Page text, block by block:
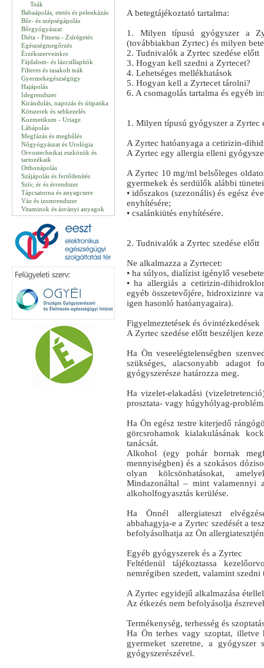
Teák
Babaápolás, etetés és pelenkázás
Bőr- és szépségápolás
Bőrgyógyászat
Diéta - Fitness - Zsírégetés
Egészségmegőrzés
Érzékszerveinkre
Fájdalom- és lázcsillapítók
Filteres és tasakolt teák
Gyermekegészségügy
Hajápolás
Idegrendszer
Kirándulás, napozás és útipatika
Kötszerek és sebkezelés
Kozmetikum - Uriage
Lábápolás
Megfázás és meghűlés
Nőgyógyászat és Urológia
Orvostechnikai eszközök és
tartozékaik
Otthonápolás
Szájápolás és fertőtlenítés
Szív, ér és érrendszer
Tápcsatorna és anyagcsere
Váz és izomrendszer
Vitaminok és ásványi anyagok
A betegtájékoztató tartalma:
1. Milyen típusú gyógyszer a
(továbbiakban Zyrtec) és milyen
2. Tudnivalók a Zyrtec szedése előtt
3. Hogyan kell szedni a Zyrtecet?
4. Lehetséges mellékhatások
5. Hogyan kell a Zyrtecet tárolni?
6. A csomagolás tartalma és egyéb
1. Milyen típusú gyógyszer a Zyrtec
A Zyrtec hatóanyaga a cetirizin-
A Zyrtec egy allergia elleni
A Zyrtec 10 mg/ml belsőleges
gyermekek és serdülők alábbi
• időszakos (szezonális) és egész
enyhítésére;
• csalánkiütés enyhítésére.
2. Tudnivalók a Zyrtec szedése előtt
Ne alkalmazza a Zyrtecet:
• ha súlyos, dialízist igénylő
• ha allergiás a cetirizin-
egyéb összetevőjére, hidroxizinre
igen hasonló hatóanyagaira).
Figyelmeztetések és óvintézkedések
A Zyrtec szedése előtt beszéljen
Ha Ön veseelégtelenségben
szükséges, alacsonyabb
gyógyszerésze határozza meg.
Ha vizelet-elakadási
prosztata- vagy húgyhólyag-
Ha Ön egész testre kiterjedő
görcsrohamok kialakulásának
tanácsát.
Alkohol (egy pohár bornak
mennyiségben) és a szokásos
olyan kölcsönhatásokat,
Mindazonáltal – mint valamennyi
alkoholfogyasztás kerülése.
Ha Önnél allergiateszt
abbahagyja-e a Zyrtec szedését a
befolyásolhatja az Ön
Egyéb gyógyszerek és a Zyrtec
Feltétlenül tájékoztassa
nemrégiben szedett, valamint
A Zyrtec egyidejű alkalmazása
Az étkezés nem befolyásolja
Termékenység, terhesség és
Ha Ön terhes vagy szoptat, illetve
gyermeket szeretne, a gyógyszer
gyógyszerészével.